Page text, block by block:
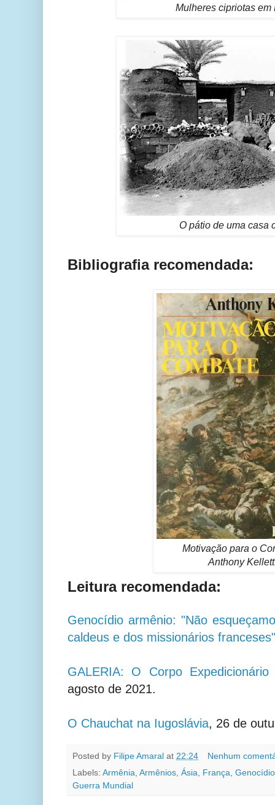
Mulheres cipriotas em
O pátio de uma casa
Bibliografia recomendada:
Motivação para o
Anthony
Leitura recomendada:
Genocídio armênio: "Não
caldeus e dos missionários franceses"
GALERIA: O Corpo
agosto de 2021.
O Chauchat na Iugoslávia, 26 de
Posted by Filipe Amaral at 22:24
Nenhum
Labels: Armênia Armênios Ásia França
Guerra Mundial